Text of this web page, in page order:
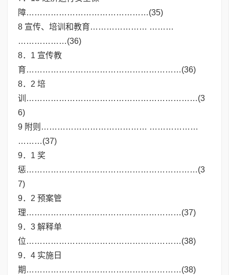
障………………………………………(35)
8 宣传、培训和教育………………… ………
………………(36)
8．1 宣传教
育…………………………………………………(36)
8．2 培
训………………………………………………………(3
6)
9 附则………………………………… ………………
………(37)
9．1 奖
惩………………………………………………………(3
7)
9．2 预案管
理…………………………………………………(37)
9．3 解释单
位…………………………………………………(38)
9．4 实施日
期…………………………………………………(38)